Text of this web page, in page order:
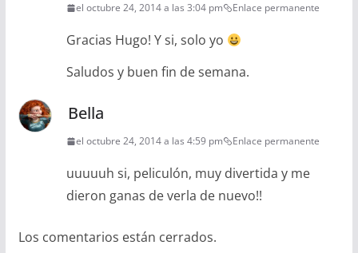
el octubre 24, 2014 a las 3:04 pm Enlace permanente
Gracias Hugo! Y si, solo yo
Saludos y buen fin de semana.
Bella
el octubre 24, 2014 a las 4:59 pm Enlace permanente
uuuuuh si, peliculón, muy divertida y me
dieron ganas de verla de nuevo!!
Los comentarios están cerrados.